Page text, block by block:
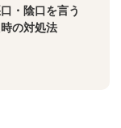
・陰口を言う
の対処法